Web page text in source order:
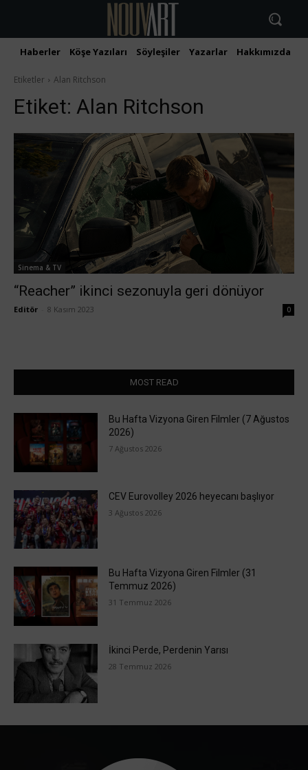
Haberler Köşe Yazıları Söyleşiler Yazarlar Hakkımızda
Etiketler Alan Ritchson
Etiket: Alan Ritchson
Sinema & TV
“Reacher” ikinci sezonuyla geri dönüyor
Editör 8 Kasım 2023 0
MOST READ
Bu Hafta Vizyona Giren Filmler (7 Ağustos
2026)
7 Ağustos 2026
CEV Eurovolley 2026 heyecanı başlıyor
3 Ağustos 2026
Bu Hafta Vizyona Giren Filmler (31
Temmuz 2026)
31 Temmuz 2026
İkinci Perde, Perdenin Yarısı
28 Temmuz 2026